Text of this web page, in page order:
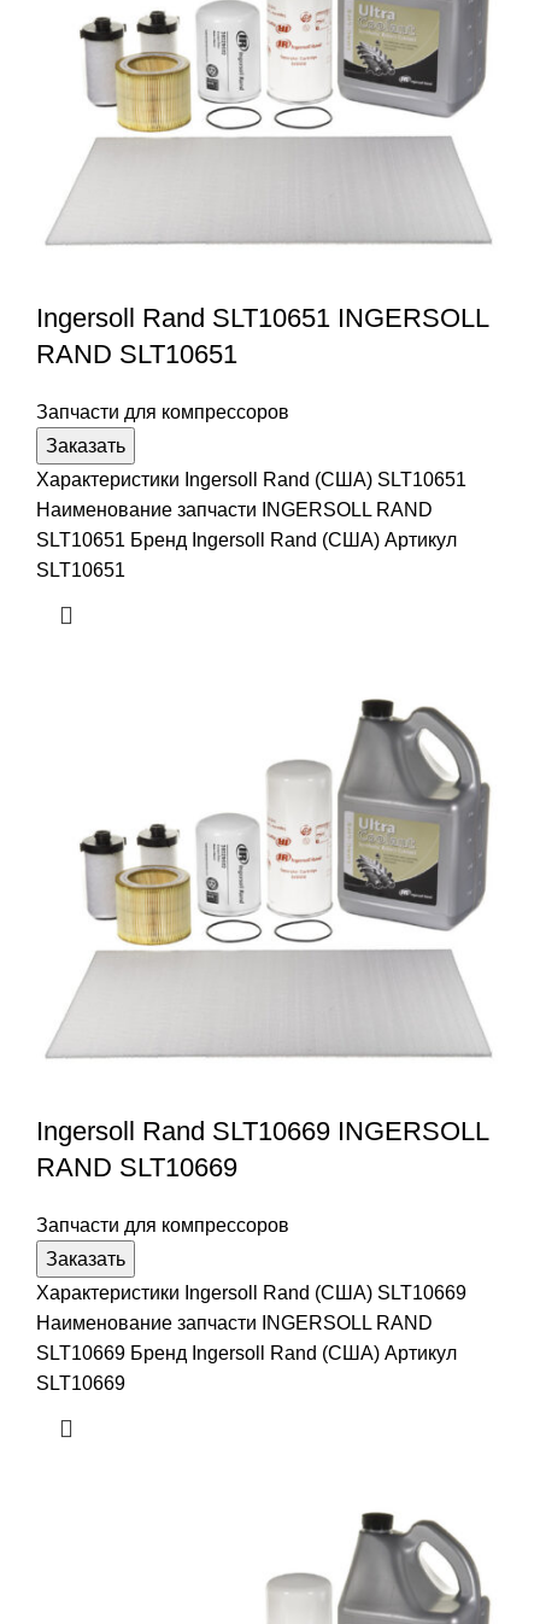
Ingersoll Rand SLT10651 INGERSOLL
RAND SLT10651
Запчасти для компрессоров
Заказать
Характеристики Ingersoll Rand (США) SLT10651
Наименование запчасти INGERSOLL RAND
SLT10651 Бренд Ingersoll Rand (США) Артикул
SLT10651
Ingersoll Rand SLT10669 INGERSOLL
RAND SLT10669
Запчасти для компрессоров
Заказать
Характеристики Ingersoll Rand (США) SLT10669
Наименование запчасти INGERSOLL RAND
SLT10669 Бренд Ingersoll Rand (США) Артикул
SLT10669